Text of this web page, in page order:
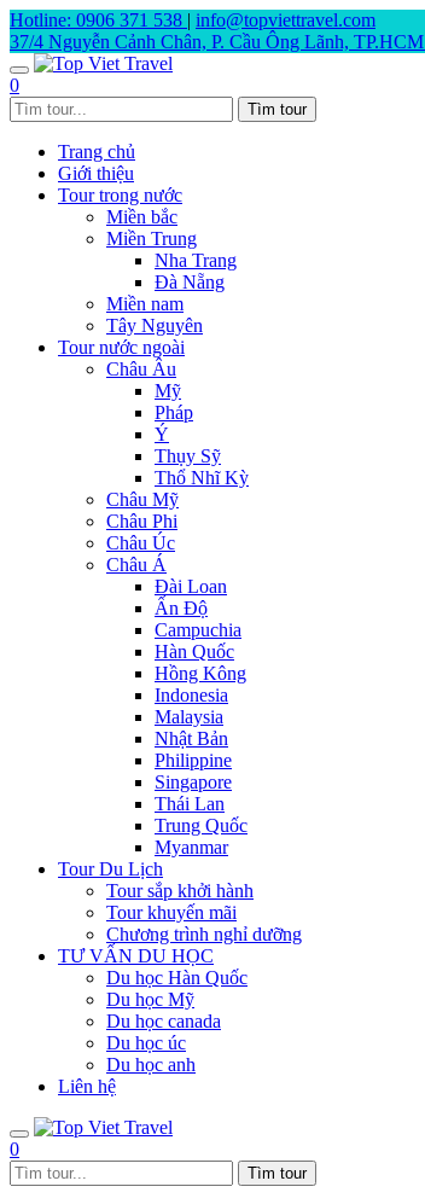
Hotline: 0906 371 538 | info@topviettravel.com
37/4 Nguyễn Cảnh Chân, P. Cầu Ông Lãnh, TP.HCM
0
Trang chủ
Giới thiệu
Tour trong nước
Miền bắc
Miền Trung
Nha Trang
Đà Nẵng
Miền nam
Tây Nguyên
Tour nước ngoài
Châu Âu
Mỹ
Pháp
Ý
Thụy Sỹ
Thổ Nhĩ Kỳ
Châu Mỹ
Châu Phi
Châu Úc
Châu Á
Đài Loan
Ấn Độ
Campuchia
Hàn Quốc
Hồng Kông
Indonesia
Malaysia
Nhật Bản
Philippine
Singapore
Thái Lan
Trung Quốc
Myanmar
Tour Du Lịch
Tour sắp khởi hành
Tour khuyến mãi
Chương trình nghỉ dưỡng
TƯ VẤN DU HỌC
Du học Hàn Quốc
Du học Mỹ
Du học canada
Du học úc
Du học anh
Liên hệ
0